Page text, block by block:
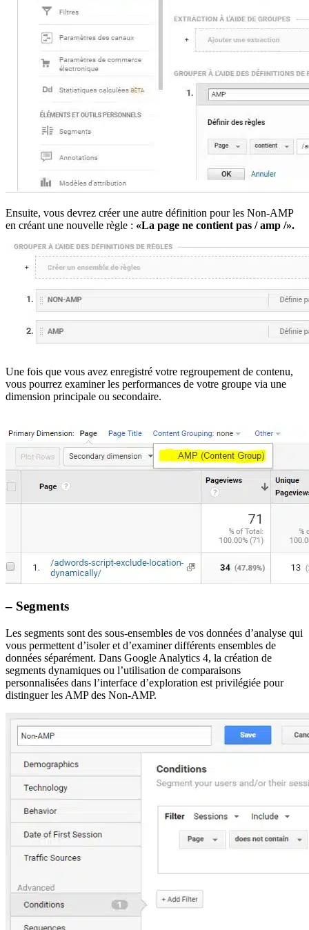
Ensuite, vous devrez créer une autre définition pour les Non-AMP
en créant une nouvelle règle : «La page ne contient pas / amp /».
Une fois que vous avez enregistré votre regroupement de contenu,
vous pourrez examiner les performances de votre groupe via une
dimension principale ou secondaire.
– Segments
Les segments sont des sous-ensembles de vos données d’analyse qui
vous permettent d’isoler et d’examiner différents ensembles de
données séparément. Dans Google Analytics 4, la création de
segments dynamiques ou l’utilisation de comparaisons
personnalisées dans l’interface d’exploration est privilégiée pour
distinguer les AMP des Non-AMP.